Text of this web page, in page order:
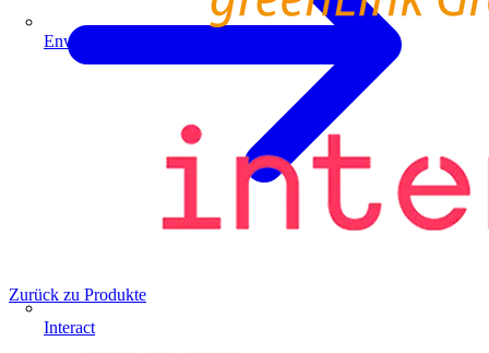
Enwitec
Interact
Zurück zu Produkte